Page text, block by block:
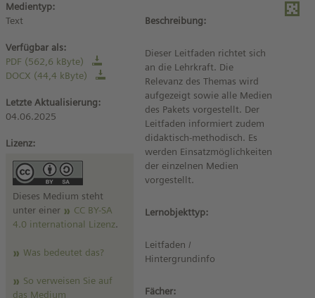
Medientyp:
Text
Verfügbar als:
PDF (562,6 kByte)
DOCX (44,4 kByte)
Letzte Aktualisierung:
04.06.2025
Lizenz:
Dieses Medium steht
unter einer
CC BY-SA
4.0 international Lizenz.
Was bedeutet das?
So verweisen Sie auf
das Medium
Beschreibung:
Dieser Leitfaden richtet sich
an die Lehrkraft. Die
Relevanz des Themas wird
aufgezeigt sowie alle Medien
des Pakets vorgestellt. Der
Leitfaden informiert zudem
didaktisch-methodisch. Es
werden Einsatzmöglichkeiten
der einzelnen Medien
vorgestellt.
Lernobjekttyp:
Leitfaden /
Hintergrundinfo
Fächer: